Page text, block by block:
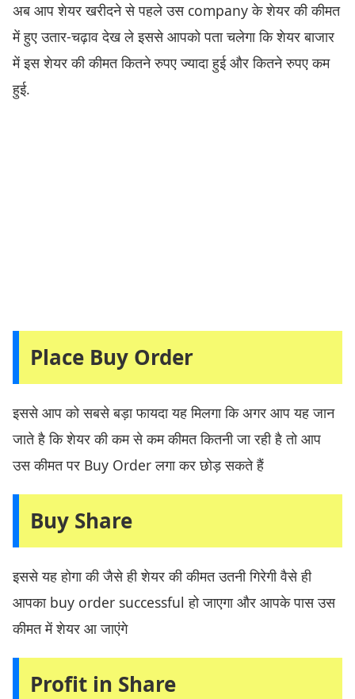
अब आप शेयर खरीदने से पहले उस company के शेयर की कीमत
में हुए उतार-चढ़ाव देख ले इससे आपको पता चलेगा कि शेयर बाजार
में इस शेयर की कीमत कितने रुपए ज्यादा हुई और कितने रुपए कम
हुई.
Place Buy Order
इससे आप को सबसे बड़ा फायदा यह मिलगा कि अगर आप यह जान
जाते है कि शेयर की कम से कम कीमत कितनी जा रही है तो आप
उस कीमत पर Buy Order लगा कर छोड़ सकते हैं
Buy Share
इससे यह होगा की जैसे ही शेयर की कीमत उतनी गिरेगी वैसे ही
आपका buy order successful हो जाएगा और आपके पास उस
कीमत में शेयर आ जाएंगे
Profit in Share